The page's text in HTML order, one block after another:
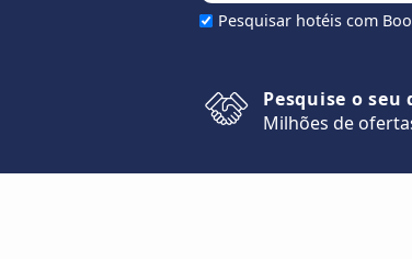
Pesquisar hotéis com
Pesquise o seu
Milhões de